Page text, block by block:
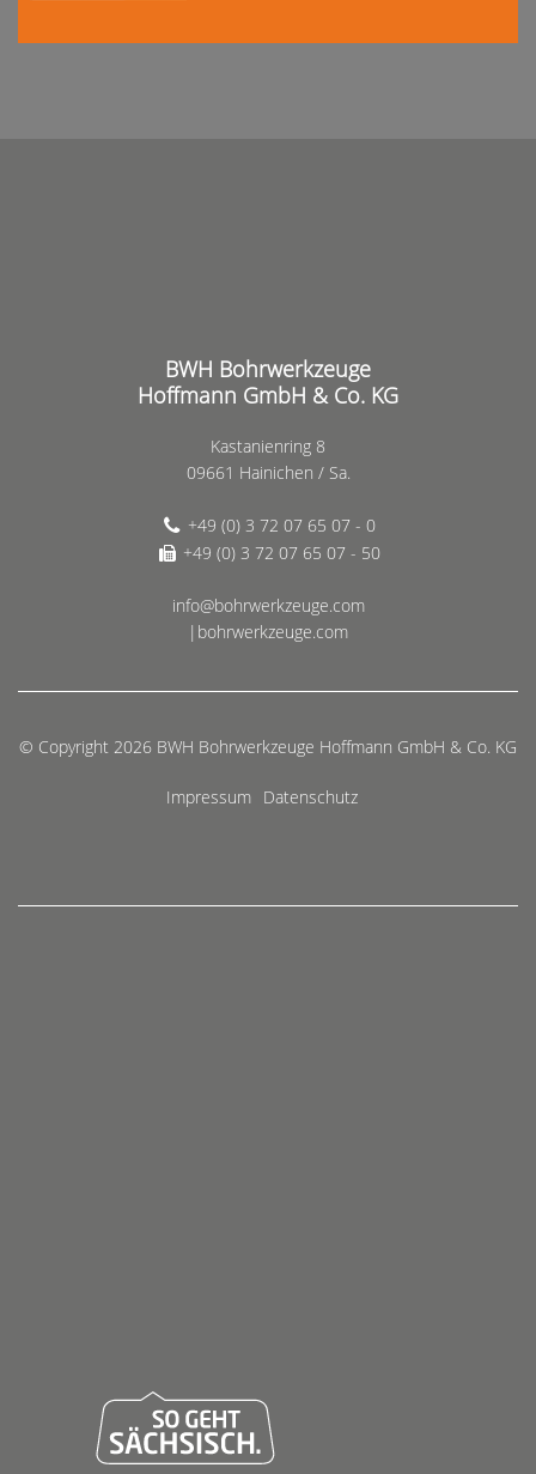
BWH Bohrwerkzeuge
Hoffmann GmbH & Co. KG
Kastanienring 8
09661 Hainichen / Sa.
+49 (0) 3 72 07 65 07 - 0
+49 (0) 3 72 07 65 07 - 50
info@bohrwerkzeuge.com
|bohrwerkzeuge.com
© Copyright 2026 BWH Bohrwerkzeuge Hoffmann GmbH & Co. KG
Impressum Datenschutz